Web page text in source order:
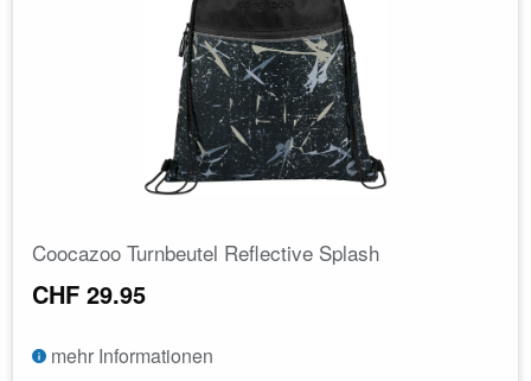
Coocazoo Turnbeutel Reflective Splash
CHF 29.95
mehr Informationen